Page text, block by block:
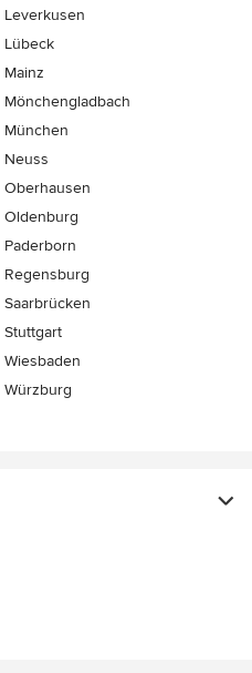
Leverkusen
Lübeck
Mainz
Mönchen­gladbach
München
Neuss
Oberhausen
Oldenburg
Paderborn
Regensburg
Saarbrücken
Stuttgart
Wiesbaden
Würzburg